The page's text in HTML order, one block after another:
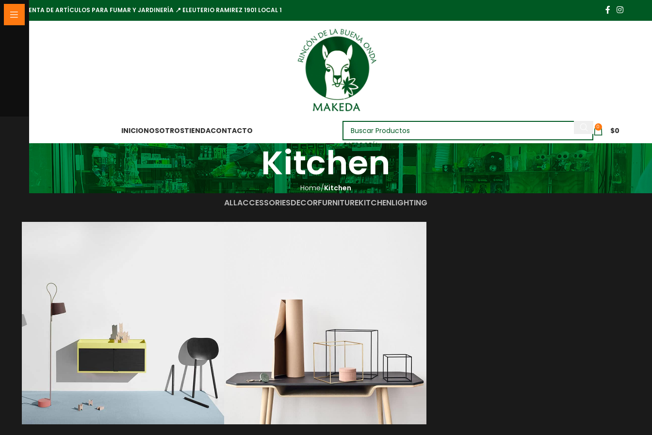
VENTA DE ARTÍCULOS PARA FUMAR Y JARDINERÍA 📍 ELEUTERIO RAMIREZ 1901 LOCAL 1
INICIONOSOTROSTIENDACONTACTO
CATEGORÍA
0 $0
Kitchen
Home Kitchen
ALLACCESSORIESDECORFURNITUREKITCHENLIGHTING